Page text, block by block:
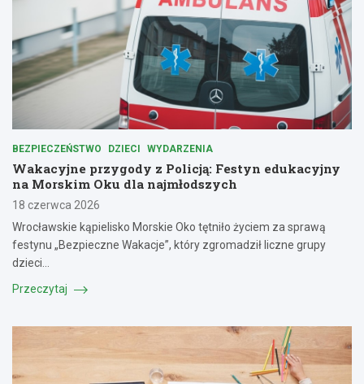
BEZPIECZEŃSTWO DZIECI WYDARZENIA
Wakacyjne przygody z Policją: Festyn edukacyjny
na Morskim Oku dla najmłodszych
18 czerwca 2026
Wrocławskie kąpielisko Morskie Oko tętniło życiem za sprawą
festynu „Bezpieczne Wakacje”, który zgromadził liczne grupy
dzieci…
Przeczytaj